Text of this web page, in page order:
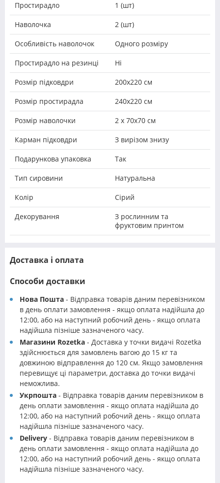
Простирадло 1 (шт)
Наволочка 2 (шт)
Особливість наволочок Одного розміру
Простирадло на резинці Ні
Розмір підковдри 200х220 см
Розмір простирадла 240х220 см
Розмір наволочки 2 х 70х70 см
Карман підковдри З вирізом знизу
Подарункова упаковка Так
Тип сировини Натуральна
Колір Сірий
Декорування
З рослинним та
фруктовим принтом
Доставка і оплата
Способи доставки
Нова Пошта - Відправка товарів даним перевізником
в день оплати замовлення - якщо оплата надійшла до
12:00, або на наступний робочий день - якщо оплата
надійшла пізніше зазначеного часу.
Магазини Rozetka - Доставка у точки видачі Rozetka
здійснюється для замовлень вагою до 15 кг та
довжиною відправлення до 120 см. Якщо замовлення
перевищує ці параметри, доставка до точки видачі
неможлива.
Укрпошта - Відправка товарів даним перевізником в
день оплати замовлення - якщо оплата надійшла до
12:00, або на наступний робочий день - якщо оплата
надійшла пізніше зазначеного часу.
Delivery - Відправка товарів даним перевізником в
день оплати замовлення - якщо оплата надійшла до
12:00, або на наступний робочий день - якщо оплата
надійшла пізніше зазначеного часу.